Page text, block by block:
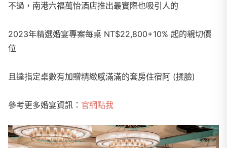
不過，南港六福萬怡酒店推出最實際也吸引人的
2023年精選婚宴專案每桌 NT$22,800+10% 起的親切價
位
且達指定桌數有加贈精緻感滿滿的套房住宿阿 (揉臉)
參考更多婚宴資訊： 官網點我